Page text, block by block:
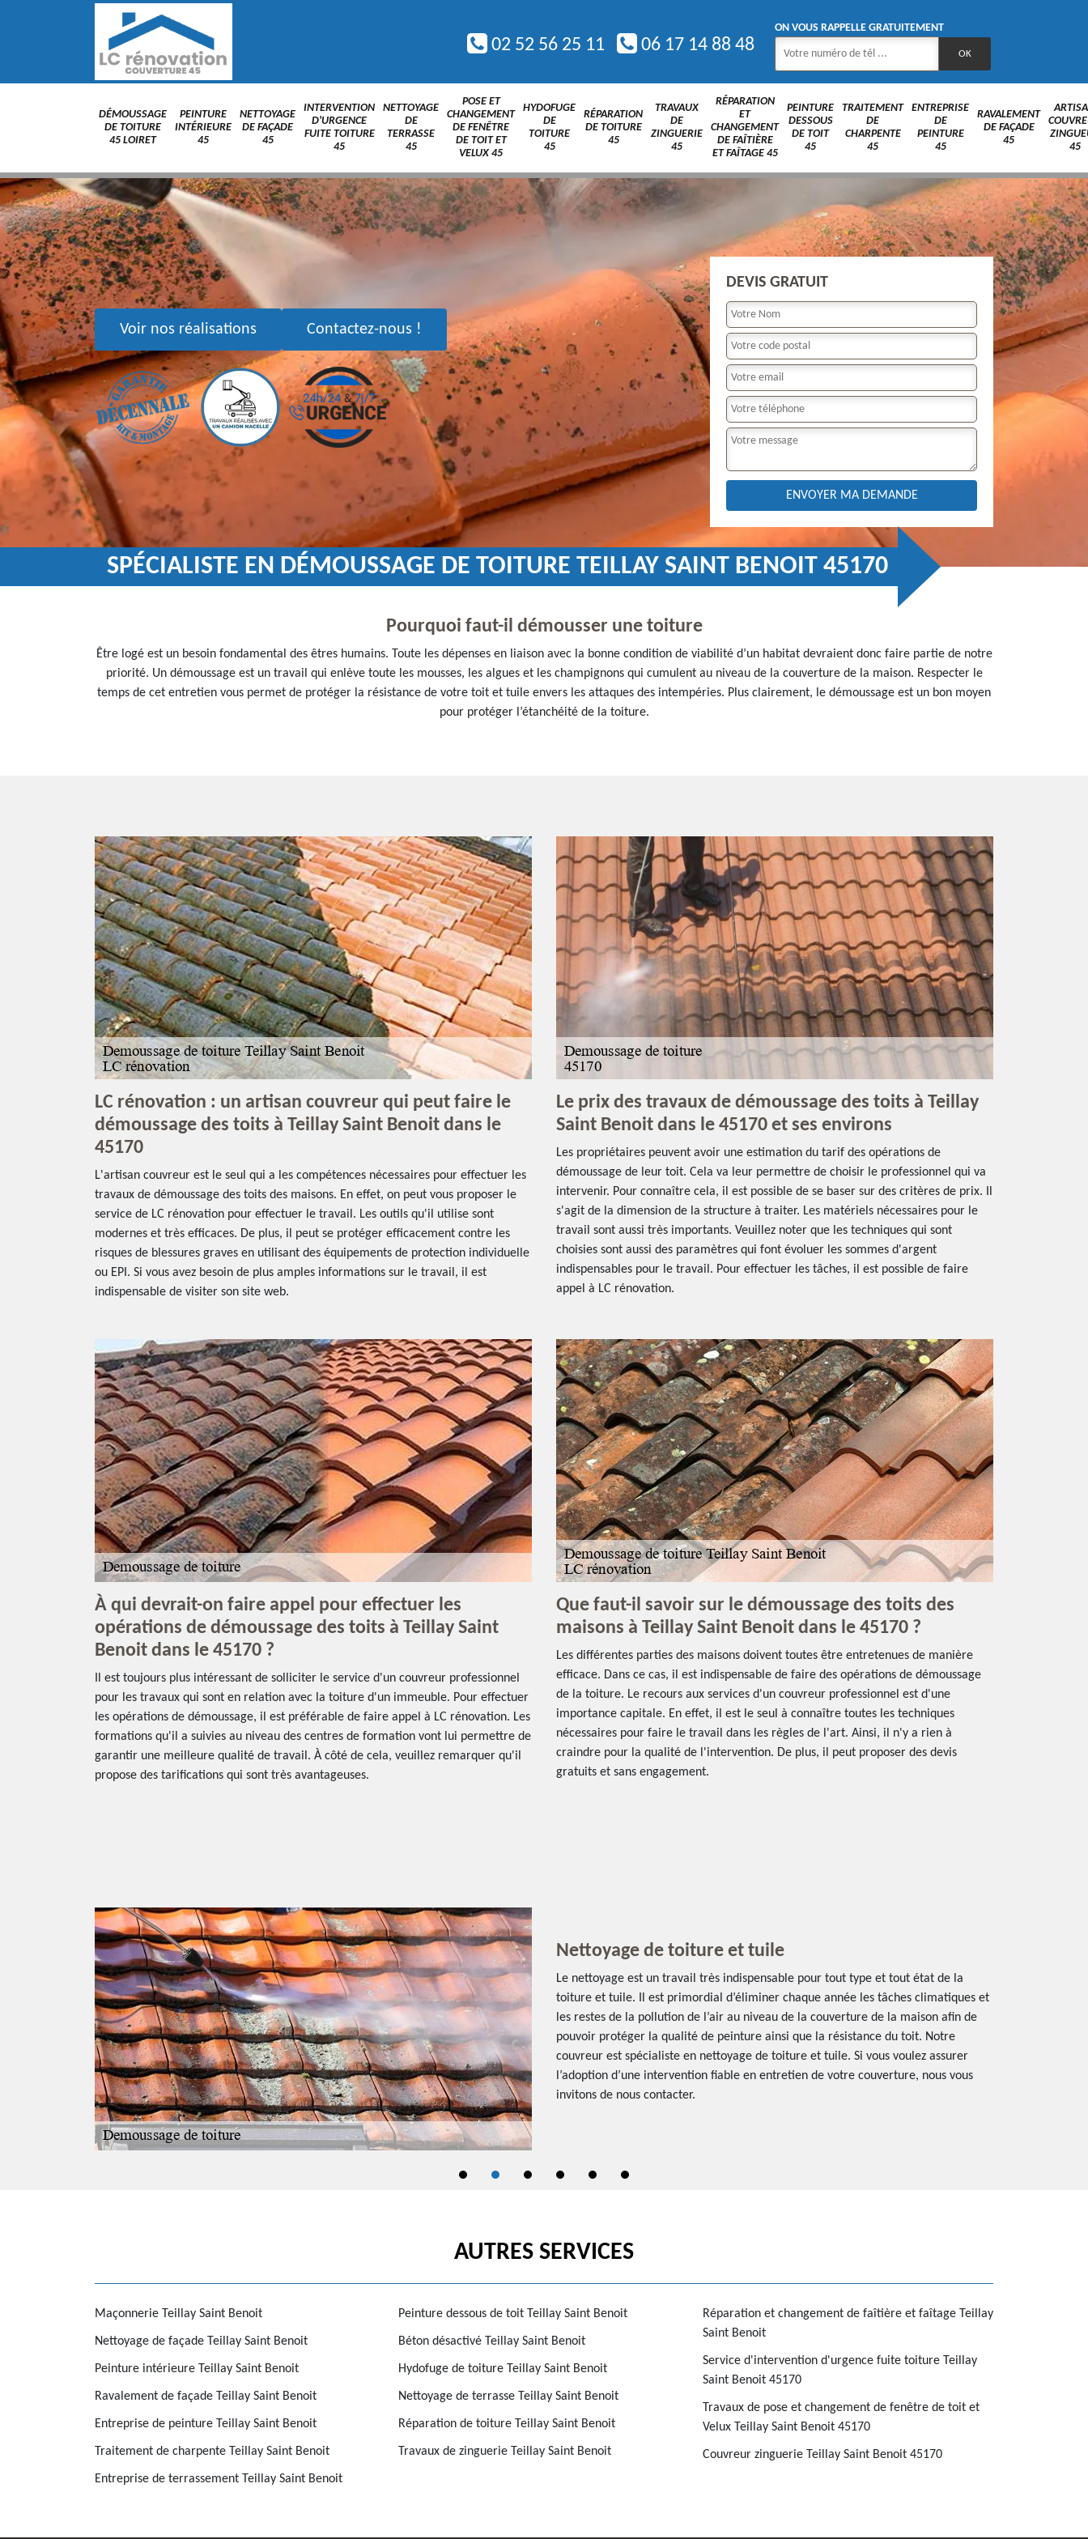
02 52 56 25 11 06 17 14 88 48
ON VOUS RAPPELLE GRATUITEMENT
DÉMOUSSAGE
DE TOITURE
45 LOIRET
PEINTURE
INTÉRIEURE
45
NETTOYAGE
DE FAÇADE
45
INTERVENTION
D'URGENCE
FUITE TOITURE
45
NETTOYAGE
DE
TERRASSE
45
POSE ET
CHANGEMENT
DE FENÊTRE
DE TOIT ET
VELUX 45
HYDOFUGE
DE
TOITURE
45
RÉPARATION
DE TOITURE
45
TRAVAUX
DE
ZINGUERIE
45
RÉPARATION
ET
CHANGEMENT
DE FAÎTIÈRE
ET FAÎTAGE 45
PEINTURE
DESSOUS
DE TOIT
45
TRAITEMENT
DE
CHARPENTE
45
ENTREPRISE
DE
PEINTURE
45
RAVALEMENT
DE FAÇADE
45
45
Voir nos réalisations Contactez-nous !
DEVIS GRATUIT
SPÉCIALISTE EN DÉMOUSSAGE DE TOITURE TEILLAY SAINT BENOIT 45170
Pourquoi faut-il démousser une toiture
Être logé est un besoin fondamental des êtres humains. Toute les dépenses en liaison avec la bonne condition de viabilité d’un habitat devraient donc faire partie de notre
priorité. Un démoussage est un travail qui enlève toute les mousses, les algues et les champignons qui cumulent au niveau de la couverture de la maison. Respecter le
temps de cet entretien vous permet de protéger la résistance de votre toit et tuile envers les attaques des intempéries. Plus clairement, le démoussage est un bon moyen
pour protéger l’étanchéité de la toiture.
LC rénovation : un artisan couvreur qui peut faire le
démoussage des toits à Teillay Saint Benoit dans le
45170
L'artisan couvreur est le seul qui a les compétences nécessaires pour effectuer les
travaux de démoussage des toits des maisons. En effet, on peut vous proposer le
service de LC rénovation pour effectuer le travail. Les outils qu'il utilise sont
modernes et très efficaces. De plus, il peut se protéger efficacement contre les
risques de blessures graves en utilisant des équipements de protection individuelle
ou EPI. Si vous avez besoin de plus amples informations sur le travail, il est
indispensable de visiter son site web.
Le prix des travaux de démoussage des toits à Teillay
Saint Benoit dans le 45170 et ses environs
Les propriétaires peuvent avoir une estimation du tarif des opérations de
démoussage de leur toit. Cela va leur permettre de choisir le professionnel qui va
intervenir. Pour connaître cela, il est possible de se baser sur des critères de prix. Il
s'agit de la dimension de la structure à traiter. Les matériels nécessaires pour le
travail sont aussi très importants. Veuillez noter que les techniques qui sont
choisies sont aussi des paramètres qui font évoluer les sommes d'argent
indispensables pour le travail. Pour effectuer les tâches, il est possible de faire
appel à LC rénovation.
À qui devrait-on faire appel pour effectuer les
opérations de démoussage des toits à Teillay Saint
Benoit dans le 45170 ?
Il est toujours plus intéressant de solliciter le service d'un couvreur professionnel
pour les travaux qui sont en relation avec la toiture d'un immeuble. Pour effectuer
les opérations de démoussage, il est préférable de faire appel à LC rénovation. Les
formations qu'il a suivies au niveau des centres de formation vont lui permettre de
garantir une meilleure qualité de travail. À côté de cela, veuillez remarquer qu'il
propose des tarifications qui sont très avantageuses.
Que faut-il savoir sur le démoussage des toits des
maisons à Teillay Saint Benoit dans le 45170 ?
Les différentes parties des maisons doivent toutes être entretenues de manière
efficace. Dans ce cas, il est indispensable de faire des opérations de démoussage
de la toiture. Le recours aux services d'un couvreur professionnel est d'une
importance capitale. En effet, il est le seul à connaître toutes les techniques
nécessaires pour faire le travail dans les règles de l'art. Ainsi, il n'y a rien à
craindre pour la qualité de l'intervention. De plus, il peut proposer des devis
gratuits et sans engagement.
Nettoyage de toiture et tuile
Le nettoyage est un travail très indispensable pour tout type et tout état de la
toiture et tuile. Il est primordial d’éliminer chaque année les tâches climatiques et
les restes de la pollution de l’air au niveau de la couverture de la maison afin de
pouvoir protéger la qualité de peinture ainsi que la résistance du toit. Notre
couvreur est spécialiste en nettoyage de toiture et tuile. Si vous voulez assurer
l’adoption d’une intervention fiable en entretien de votre couverture, nous vous
invitons de nous contacter.
AUTRES SERVICES
Maçonnerie Teillay Saint Benoit
Nettoyage de façade Teillay Saint Benoit
Peinture intérieure Teillay Saint Benoit
Ravalement de façade Teillay Saint Benoit
Entreprise de peinture Teillay Saint Benoit
Traitement de charpente Teillay Saint Benoit
Entreprise de terrassement Teillay Saint Benoit
Peinture dessous de toit Teillay Saint Benoit
Béton désactivé Teillay Saint Benoit
Hydofuge de toiture Teillay Saint Benoit
Nettoyage de terrasse Teillay Saint Benoit
Réparation de toiture Teillay Saint Benoit
Travaux de zinguerie Teillay Saint Benoit
Réparation et changement de faîtière et faîtage Teillay
Saint Benoit
Service d'intervention d'urgence fuite toiture Teillay
Saint Benoit 45170
Travaux de pose et changement de fenêtre de toit et
Velux Teillay Saint Benoit 45170
Couvreur zinguerie Teillay Saint Benoit 45170